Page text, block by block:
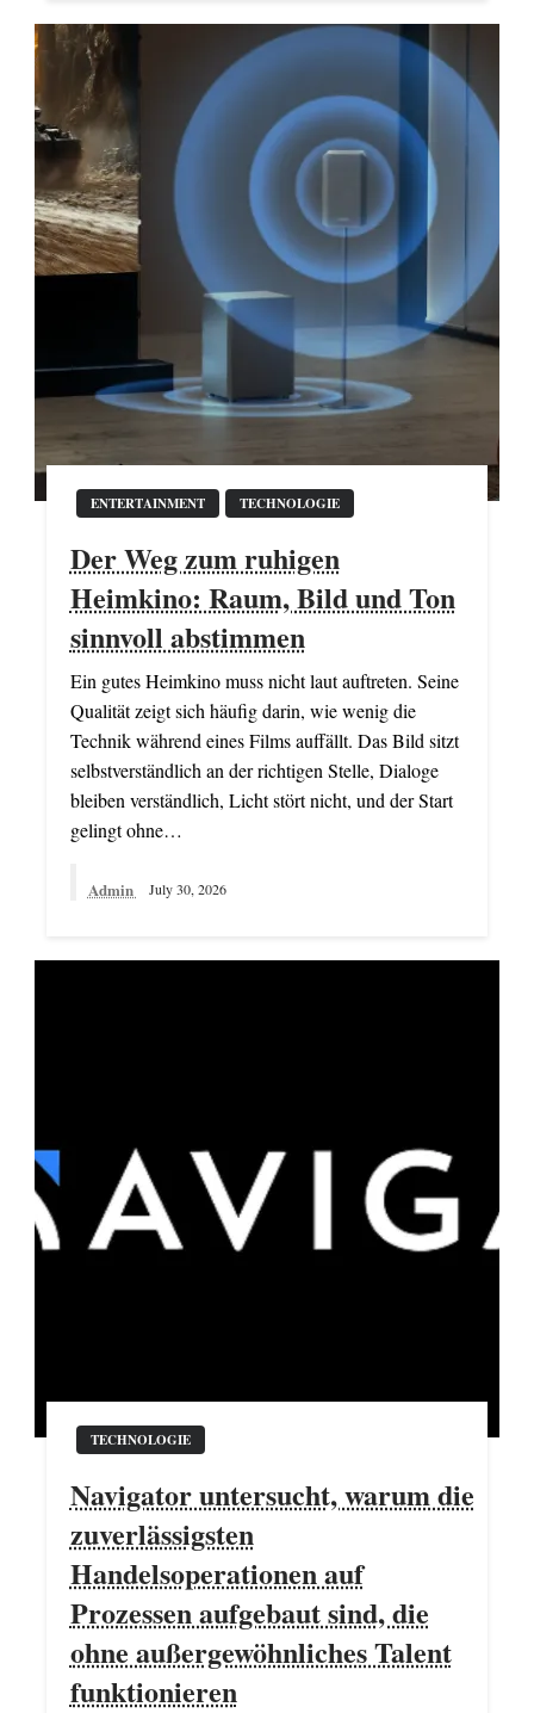
ENTERTAINMENT TECHNOLOGIE
Der Weg zum ruhigen
Heimkino: Raum, Bild und Ton
sinnvoll abstimmen
Ein gutes Heimkino muss nicht laut auftreten. Seine
Qualität zeigt sich häufig darin, wie wenig die
Technik während eines Films auffällt. Das Bild sitzt
selbstverständlich an der richtigen Stelle, Dialoge
bleiben verständlich, Licht stört nicht, und der Start
gelingt ohne…
Admin July 30, 2026
TECHNOLOGIE
Navigator untersucht, warum die
zuverlässigsten
Handelsoperationen auf
Prozessen aufgebaut sind, die
ohne außergewöhnliches Talent
funktionieren